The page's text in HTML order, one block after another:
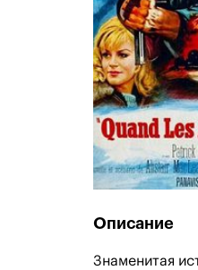
Описание
Знаменитая